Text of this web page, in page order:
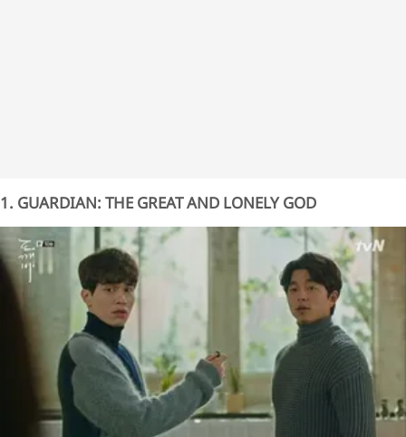
1. GUARDIAN: THE GREAT AND LONELY GOD